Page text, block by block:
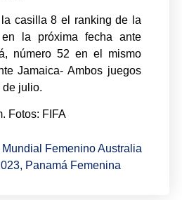
casilla 8 el ranking de la
la próxima fecha ante
número 52 en el mismo
Jamaica- Ambos juegos
de julio.
Fotos: FIFA
Mundial Femenino Australia
, Panamá Femenina